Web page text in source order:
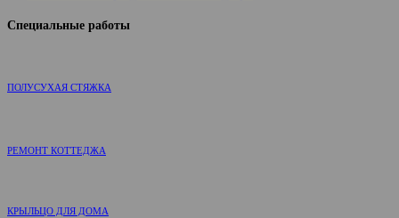
Специальные работы
ПОЛУСУХАЯ СТЯЖКА
РЕМОНТ КОТТЕДЖА
КРЫЛЬЦО ДЛЯ ДОМА